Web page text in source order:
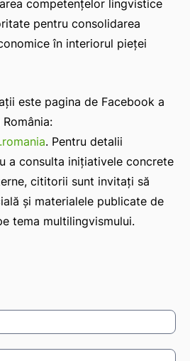
competențelor lingvistice
pentru consolidarea
în interiorul pieței
este pagina de Facebook a
. Pentru detalii
a consulta inițiativele concrete
cititorii sunt invitați să
și materialele publicate de
tema multilingvismului.